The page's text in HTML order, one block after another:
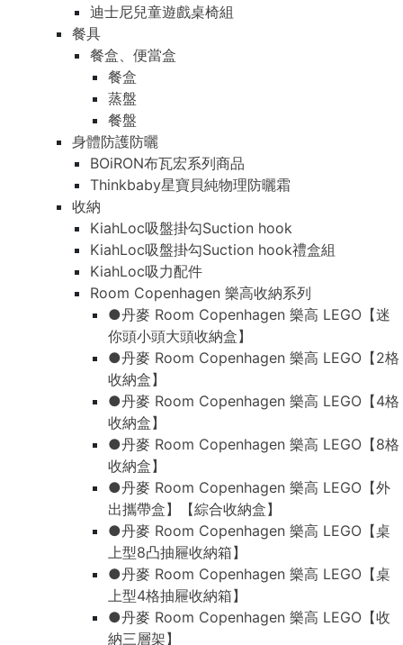
迪士尼兒童遊戲桌椅組
餐具
餐盒、便當盒
餐盒
蒸盤
餐盤
身體防護防曬
BOiRON布瓦宏系列商品
Thinkbaby星寶貝純物理防曬霜
收納
KiahLoc吸盤掛勾Suction hook
KiahLoc吸盤掛勾Suction hook禮盒組
KiahLoc吸力配件
Room Copenhagen 樂高收納系列
●丹麥 Room Copenhagen 樂高 LEGO【迷
你頭小頭大頭收納盒】
●丹麥 Room Copenhagen 樂高 LEGO【2格
收納盒】
●丹麥 Room Copenhagen 樂高 LEGO【4格
收納盒】
●丹麥 Room Copenhagen 樂高 LEGO【8格
收納盒】
●丹麥 Room Copenhagen 樂高 LEGO【外
出攜帶盒】【綜合收納盒】
●丹麥 Room Copenhagen 樂高 LEGO【桌
上型8凸抽屜收納箱】
●丹麥 Room Copenhagen 樂高 LEGO【桌
上型4格抽屜收納箱】
●丹麥 Room Copenhagen 樂高 LEGO【收
納三層架】